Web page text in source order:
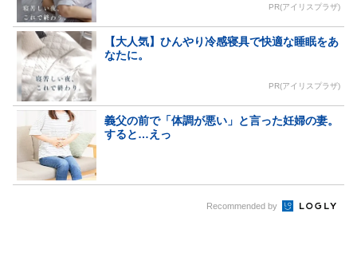
PR(アイリスプラザ)
【大人気】ひんやり冷感寝具で快適な睡眠をあ
なたに。
PR(アイリスプラザ)
義父の前で「体調が悪い」と言った妊婦の妻。
すると…えっ
Recommended by